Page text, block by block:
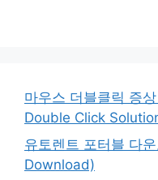
마우스 더블클릭 증
Double Click
유토렌트 포터블 다
Download)